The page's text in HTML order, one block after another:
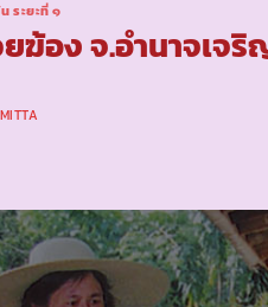
ระยะที่ ๑
ฆ้อง จ.อำนาจเจ